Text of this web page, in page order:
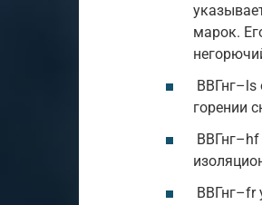
марок.
ВВГнг–ls
горении
ВВГнг–fr